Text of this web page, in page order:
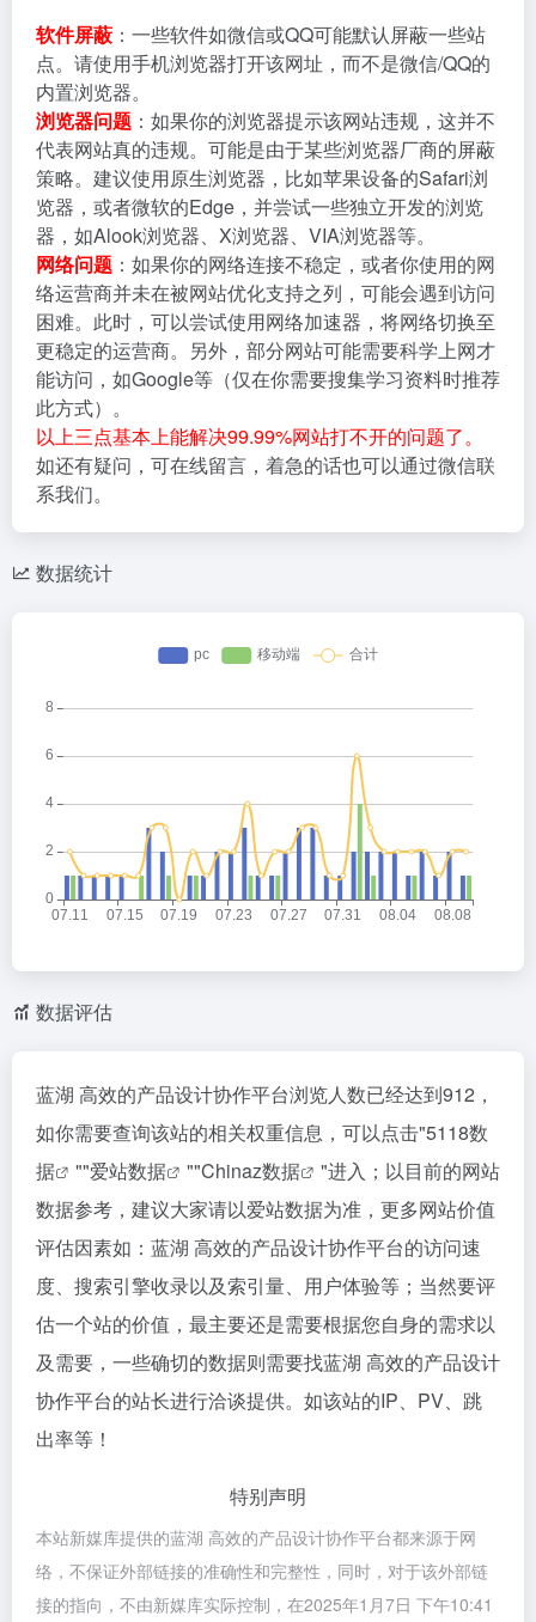
软件屏蔽 ：一些软件如微信或QQ可能默认屏蔽一些站
点。请使用手机浏览器打开该网址，而不是微信/QQ的
内置浏览器。
浏览器问题 ：如果你的浏览器提示该网站违规，这并不
代表网站真的违规。可能是由于某些浏览器厂商的屏蔽
策略。建议使用原生浏览器，比如苹果设备的Safari浏
览器，或者微软的Edge，并尝试一些独立开发的浏览
器，如Alook浏览器、X浏览器、VIA浏览器等。
网络问题 ：如果你的网络连接不稳定，或者你使用的网
络运营商并未在被网站优化支持之列，可能会遇到访问
困难。此时，可以尝试使用网络加速器，将网络切换至
更稳定的运营商。另外，部分网站可能需要科学上网才
能访问，如Google等（仅在你需要搜集学习资料时推荐
此方式）。
以上三点基本上能解决99.99%网站打不开的问题了。
如还有疑问，可在线留言，着急的话也可以通过微信联
系我们。
数据统计
数据评估
蓝湖 高效的产品设计协作平台浏览人数已经达到912，
如你需要查询该站的相关权重信息，可以点击"5118数
据
""爱站数据 ""Chinaz数据
"进入；以目前的网站
数据参考，建议大家请以爱站数据为准，更多网站价值
评估因素如：蓝湖 高效的产品设计协作平台的访问速
度、搜索引擎收录以及索引量、用户体验等；当然要评
估一个站的价值，最主要还是需要根据您自身的需求以
及需要，一些确切的数据则需要找蓝湖 高效的产品设计
协作平台的站长进行洽谈提供。如该站的IP、PV、跳
出率等！
特别声明
本站新媒库提供的蓝湖 高效的产品设计协作平台都来源于网
络，不保证外部链接的准确性和完整性，同时，对于该外部链
接的指向，不由新媒库实际控制，在2025年1月7日 下午10:41